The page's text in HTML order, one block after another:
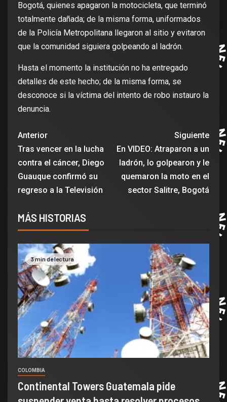
Bogotá, quienes apagaron la motocicleta, que terminó
totalmente dañada; de la misma forma, uniformados
de la Policía Metropolitana llegaron al sitio y evitaron
que la comunidad siguiera golpeando al ladrón.
Hasta el momento la institución no ha entregado
detalles de este hecho; de la misma forma, se
desconoce si la víctima del intento de robo instauro la
denuncia.
Anterior
Tras vencer en la lucha
contra el cáncer, Diego
Guauque confirmó su
regreso a la Televisión
Siguiente
En VIDEO: Atraparon a un
ladrón, lo golpearon y le
quemaron la moto en el
sector Salitre, Bogotá
MÁS HISTORIAS
3 min de lectura
COLOMBIA
Continental Towers Guatemala pide